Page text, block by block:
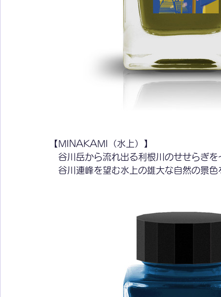
【MINAKAMI（水上）】
谷川岳から流れ出る利根川のせせらぎを
谷川連峰を望む水上の雄大な自然の景色